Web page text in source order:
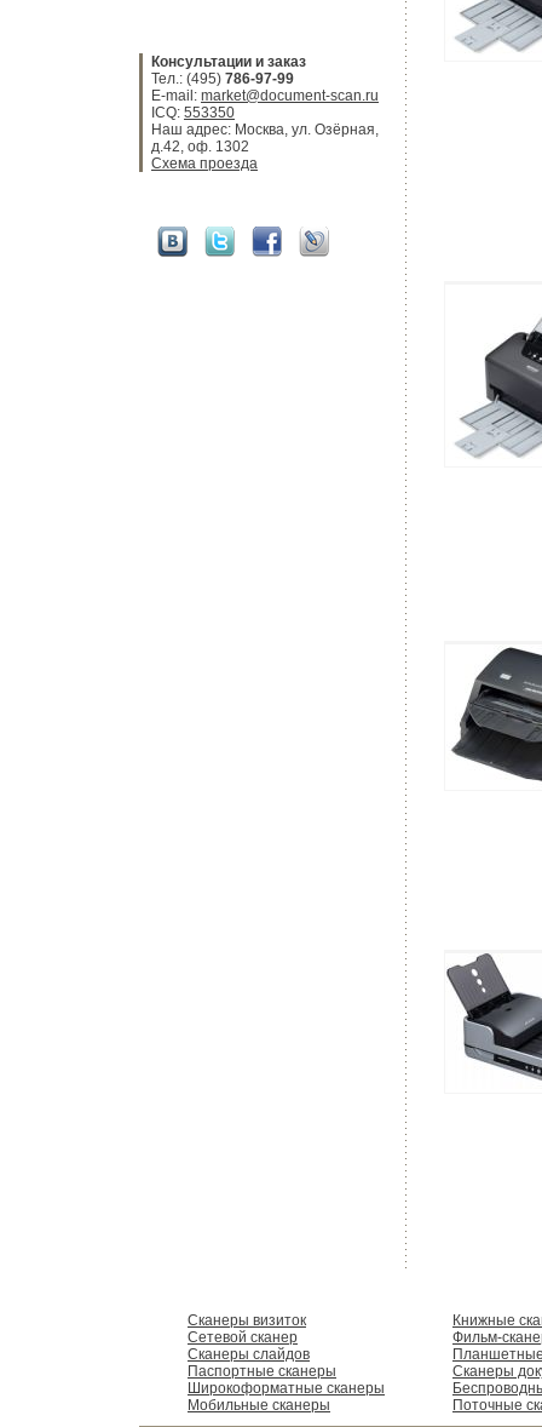
Консультации и заказ
Тел.: (495) 786-97-99
E-mail: market@document-scan.ru
ICQ: 553350
Наш адрес: Москва, ул. Озёрная,
д.42, оф. 1302
Схема проезда
Сканеры визиток
Сетевой сканер
Сканеры слайдов
Паспортные сканеры
Широкоформатные сканеры
Мобильные сканеры
Книжные
Фильм-
Сканеры
Поточные